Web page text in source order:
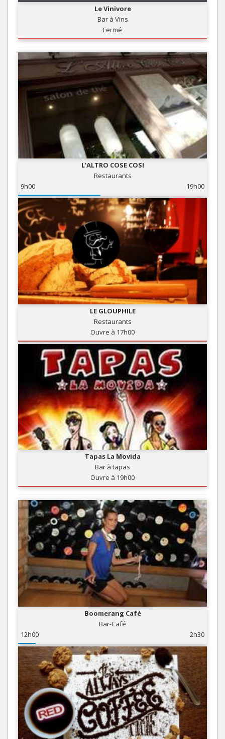
Le Vinivore
Bar à Vins
Fermé
L'ALTRO COSE COSI
Restaurants
9h00
19h00
LE GLOUPHILE
Restaurants
Ouvre à 17h00
Tapas La Movida
Bar à tapas
Ouvre à 19h00
Boomerang Café
Bar-Café
12h00
2h30